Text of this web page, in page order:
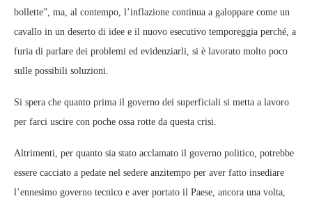
bollette”, ma, al contempo, l’inflazione continua a galoppare come un
cavallo in un deserto di idee e il nuovo esecutivo temporeggia perché, a
furia di parlare dei problemi ed evidenziarli, si è lavorato molto poco
sulle possibili soluzioni.
Si spera che quanto prima il governo dei superficiali si metta a lavoro
per farci uscire con poche ossa rotte da questa crisi.
Altrimenti, per quanto sia stato acclamato il governo politico, potrebbe
essere cacciato a pedate nel sedere anzitempo per aver fatto insediare
l’ennesimo governo tecnico e aver portato il Paese, ancora una volta,